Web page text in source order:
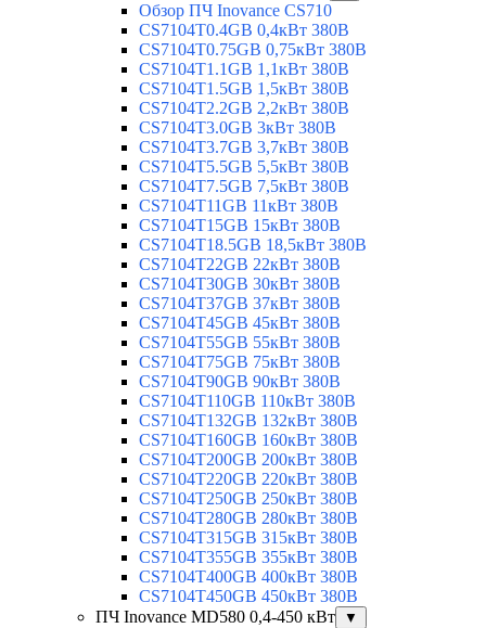
Обзор ПЧ Inovance CS710
CS7104T0.4GB 0,4кВт 380В
CS7104T0.75GB 0,75кВт 380В
CS7104T1.1GB 1,1кВт 380В
CS7104T1.5GB 1,5кВт 380В
CS7104T2.2GB 2,2кВт 380В
CS7104T3.0GB 3кВт 380В
CS7104T3.7GB 3,7кВт 380В
CS7104T5.5GB 5,5кВт 380В
CS7104T7.5GB 7,5кВт 380В
CS7104T11GB 11кВт 380В
CS7104T15GB 15кВт 380В
CS7104T18.5GB 18,5кВт 380В
CS7104T22GB 22кВт 380В
CS7104T30GB 30кВт 380В
CS7104T37GB 37кВт 380В
CS7104T45GB 45кВт 380В
CS7104T55GB 55кВт 380В
CS7104T75GB 75кВт 380В
CS7104T90GB 90кВт 380В
CS7104T110GB 110кВт 380В
CS7104T132GB 132кВт 380В
CS7104T160GB 160кВт 380В
CS7104T200GB 200кВт 380В
CS7104T220GB 220кВт 380В
CS7104T250GB 250кВт 380В
CS7104T280GB 280кВт 380В
CS7104T315GB 315кВт 380В
CS7104T355GB 355кВт 380В
CS7104T400GB 400кВт 380В
CS7104T450GB 450кВт 380В
ПЧ Inovance MD580 0,4-450 кВт
▼